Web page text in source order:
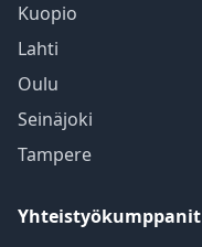
Kuopio
Lahti
Oulu
Seinäjoki
Tampere
Yhteistyökumppanit